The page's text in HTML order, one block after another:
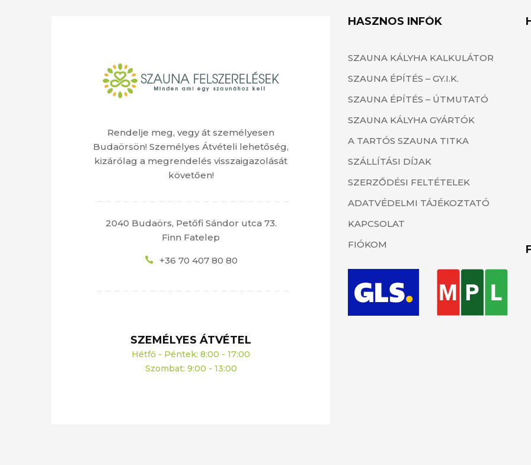
Rendelje meg, vegy át személyesen
Budaörsön! Személyes Átvételi lehetőség,
kizárólag a megrendelés visszaigazolását
követően!
2040 Budaörs, Petőfi Sándor utca 73.
Finn Fatelep
+36 70 407 80 80
SZEMÉLYES ÁTVÉTEL
Hétfő - Péntek: 8:00 - 17:00
Szombat: 9:00 - 13:00
HASZNOS INFÓK
SZAUNA KÁLYHA KALKULÁTOR
SZAUNA ÉPÍTÉS – GY.I.K.
SZAUNA ÉPÍTÉS – ÚTMUTATÓ
SZAUNA KÁLYHA GYÁRTÓK
A TARTÓS SZAUNA TITKA
SZÁLLÍTÁSI DÍJAK
SZERZŐDÉSI FELTÉTELEK
ADATVÉDELMI TÁJÉKOZTATÓ
KAPCSOLAT
FIÓKOM